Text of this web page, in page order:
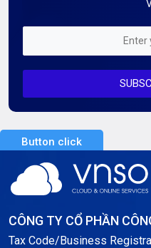
Mỗi tuần 01 Server
Server Dedicated (Máy chủ
Server GPU
Server Windows
Notification
Button click
CÔNG TY CỔ PHẦN
Tax Code/Business